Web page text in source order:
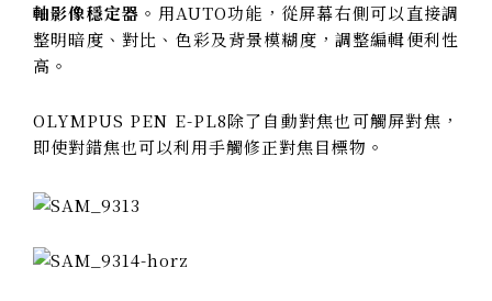
軸影像穩定器 。用AUTO功能，從屏幕右側可以直接調
整明暗度、對比、色彩及背景模糊度，調整編輯便利性
高。
OLYMPUS PEN E-PL8除了自動對焦也可觸屏對焦，
即使對錯焦也可以利用手觸修正對焦目標物。